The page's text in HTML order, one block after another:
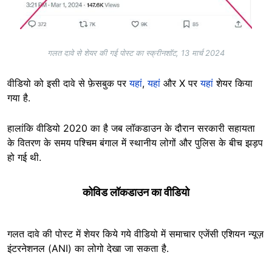
गलत दावे से शेयर की गई पोस्ट का स्क्रीनशॉट, 13 मार्च 2024
वीडियो को इसी दावे से फ़ेसबुक परयहां,यहां और X परयहांशेयर किया
गया है.
हालांकि वीडियो 2020 का है जब लॉकडाउन के दौरान सरकारी सहायता
के वितरण के समय पश्चिम बंगाल में स्थानीय लोगों और पुलिस के बीच झड़प
हो गई थी.
कोविड लॉकडाउन का वीडियो
गलत दावे की पोस्ट में शेयर किये गये वीडियो में समाचार एजेंसी एशियन न्यूज़
इंटरनेशनल (ANI) का लोगो देखा जा सकता है.